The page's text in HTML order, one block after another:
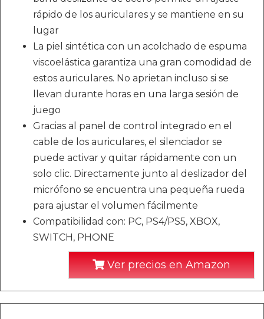
rápido de los auriculares y se mantiene en su
lugar
La piel sintética con un acolchado de espuma
viscoelástica garantiza una gran comodidad de
estos auriculares. No aprietan incluso si se
llevan durante horas en una larga sesión de
juego
Gracias al panel de control integrado en el
cable de los auriculares, el silenciador se
puede activar y quitar rápidamente con un
solo clic. Directamente junto al deslizador del
micrófono se encuentra una pequeña rueda
para ajustar el volumen fácilmente
Compatibilidad con: PC, PS4/PS5, XBOX,
SWITCH, PHONE
Ver precios en Amazon